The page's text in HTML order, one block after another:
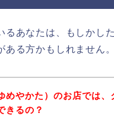
あなたは、もしかし
る方かもしれません
めやかた）のお店では、
きるの？